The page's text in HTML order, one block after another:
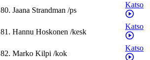
80. Jaana Strandman /ps
Katso
81. Hannu Hoskonen /kesk
Katso
82. Marko Kilpi /kok
Katso